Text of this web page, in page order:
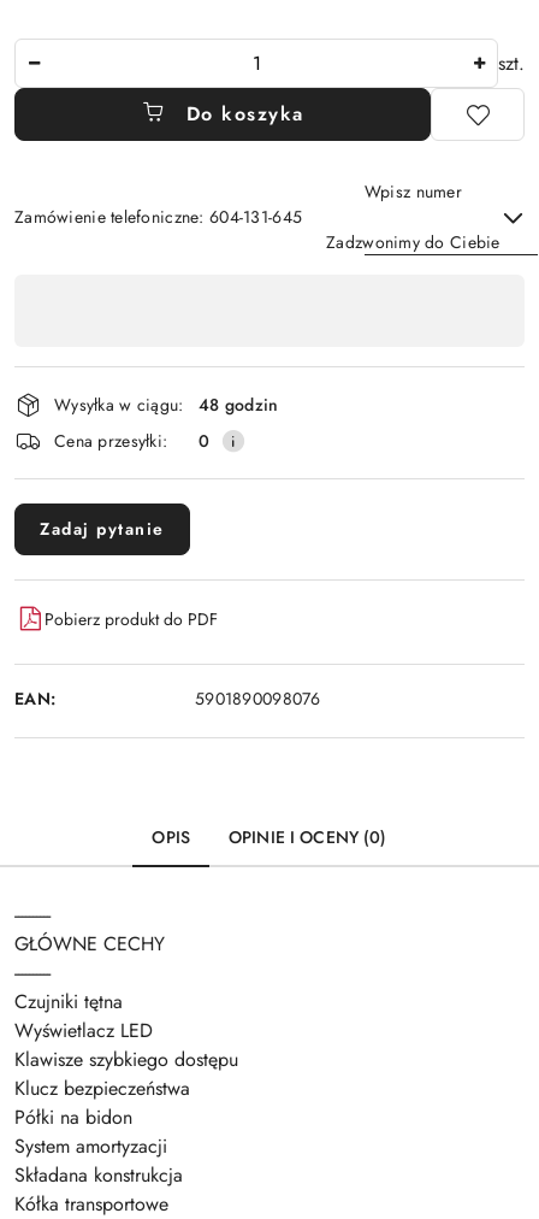
szt.
Do koszyka
Zamówienie telefoniczne: 604-131-645
Wpisz numer
Zadzwonimy do Ciebie
płatność
i
dostawa
Wysyłka w ciągu:
48 godzin
Cena przesyłki:
0
Zadaj pytanie
Pobierz produkt do PDF
EAN: 5901890098076
OPIS OPINIE I OCENY (0)
----------
GŁÓWNE CECHY
----------
Czujniki tętna
Wyświetlacz LED
Klawisze szybkiego dostępu
Klucz bezpieczeństwa
Półki na bidon
System amortyzacji
Składana konstrukcja
Kółka transportowe